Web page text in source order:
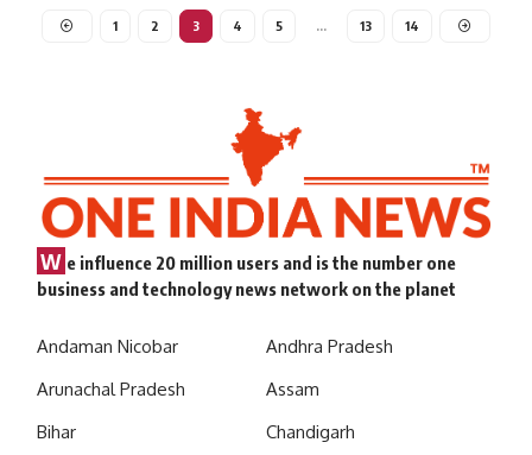
1 2 3 4 5 … 13 14
W e influence 20 million users and is the number one
business and technology news network on the planet
Andaman Nicobar
Andhra Pradesh
Arunachal Pradesh
Assam
Bihar
Chandigarh